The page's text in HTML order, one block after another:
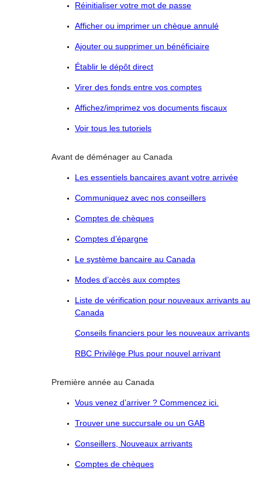
Réinitialiser votre mot de passe
Afficher ou imprimer un chèque annulé
Ajouter ou supprimer un bénéficiaire
Établir le dépôt direct
Virer des fonds entre vos comptes
Affichez/imprimez vos documents fiscaux
Voir tous les tutoriels
Avant de déménager au Canada
Les essentiels bancaires avant votre arrivée
Communiquez avec nos conseillers
Comptes de chèques
Comptes d’épargne
Le système bancaire au Canada
Modes d’accès aux comptes
Liste de vérification pour nouveaux arrivants au
Canada
Conseils financiers pour les nouveaux arrivants
RBC Privilège Plus pour nouvel arrivant
Première année au Canada
Vous venez d’arriver ? Commencez ici.
Trouver une succursale ou un GAB
Conseillers, Nouveaux arrivants
Comptes de chèques